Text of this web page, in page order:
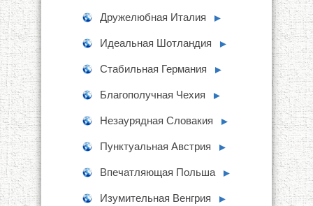
Дружелюбная Италия ►
Идеальная Шотландия ►
Стабильная Германия ►
Благополучная Чехия ►
Незаурядная Словакия ►
Пунктуальная Австрия ►
Впечатляющая Польша ►
Изумительная Венгрия ►